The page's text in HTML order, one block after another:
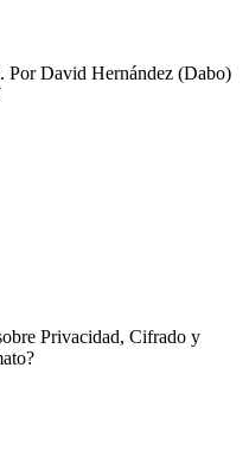
Por David Hernández (Dabo)
Privacidad, Cifrado y